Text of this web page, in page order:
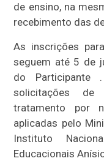
de ensino, na
recebimento das
As inscrições
seguem até 5 de
do Participante
solicitações de
tratamento por
aplicadas pelo
Instituto
Educacionais